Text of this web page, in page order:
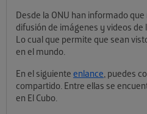
Desde la ONU han informado
difusión de imágenes y videos
Lo cual que permite que sean
en el mundo.
En el siguiente enlance, puedes
compartido. Entre ellas se
en El Cubo.